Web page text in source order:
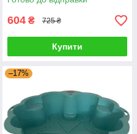
604 ₴ 725 ₴
Купити
–17%